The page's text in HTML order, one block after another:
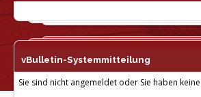
vBulletin-Systemmitteilung
Sie sind nicht angemeldet oder Sie haben